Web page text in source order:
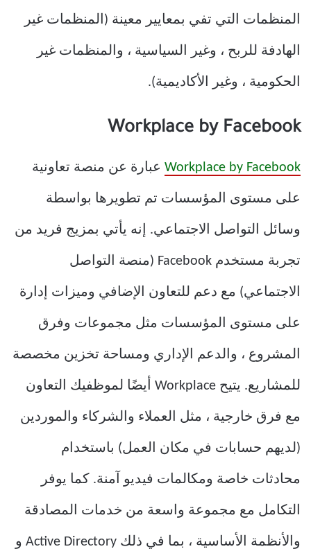
المنظمات التي تفي بمعايير معينة (المنظمات غير
الهادفة للربح ، وغير السياسية ، والمنظمات غير
الحكومية ، وغير الأكاديمية).
Workplace by Facebook
Workplace by Facebook عبارة عن منصة تعاونية
على مستوى المؤسسات تم تطويرها بواسطة
وسائل التواصل الاجتماعي. إنه يأتي بمزيج فريد من
تجربة مستخدم Facebook (منصة التواصل
الاجتماعي) مع دعم للتعاون الإضافي وميزات إدارة
على مستوى المؤسسات مثل مجموعات وفرق
المشروع ، والدعم الإداري ومساحة تخزين مخصصة
للمشاريع. يتيح Workplace أيضًا لموظفيك التعاون
مع فرق خارجية ، مثل العملاء والشركاء والموردين
(لديهم حسابات في مكان العمل) باستخدام
محادثات خاصة ومكالمات فيديو آمنة. كما يوفر
التكامل مع مجموعة واسعة من خدمات المصادقة
والأنظمة الأساسية ، بما في ذلك Active Directory و